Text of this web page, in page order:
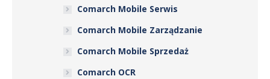
Comarch Mobile Serwis
Comarch Mobile Zarządzanie
Comarch Mobile Sprzedaż
Comarch OCR